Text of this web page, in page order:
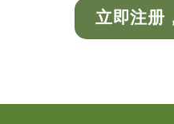
立即注册